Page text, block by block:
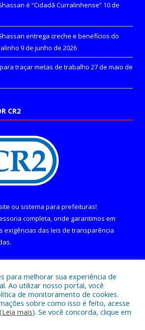
é “Cidadã Curralinhense” 10 de
entrega creche e benefícios do
9 de junho de 2026
traçar metas de trabalho 27 de maio de
CR2
ou sistema para prefeituras!
completa, onde garantimos em
exigências das leis de transparência
a Câmara Municipal de Curralinho.
para melhorar sua experiência de
Ao utilizar nosso portal, você
de monitoramento de cookies.
sobre como isso é feito, acesse
Leia mais). Se você concorda, clique em